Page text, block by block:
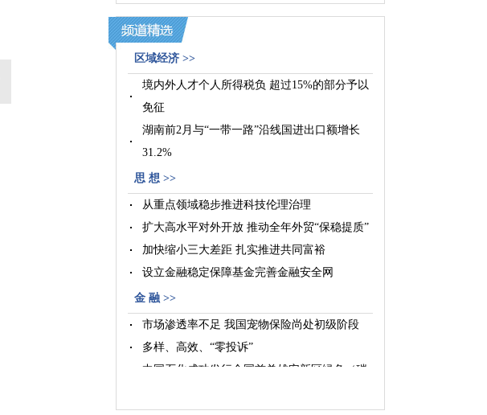
区域经济 >>
境内外人才个人所得税负 超过15%的部分予以
免征
湖南前2月与“一带一路”沿线国进出口额增长
31.2%
“产粮状元”黑龙江筑牢“压舱石”
河北省“燕赵（善道）杯”BIM技术应用大赛启
动
思 想 >>
从重点领域稳步推进科技伦理治理
扩大高水平对外开放 推动全年外贸“保稳提质”
加快缩小三大差距 扎实推进共同富裕
设立金融稳定保障基金完善金融安全网
金 融 >>
市场渗透率不足 我国宠物保险尚处初级阶段
多样、高效、“零投诉”
中国石化成功发行全国首单雄安新区绿色（碳